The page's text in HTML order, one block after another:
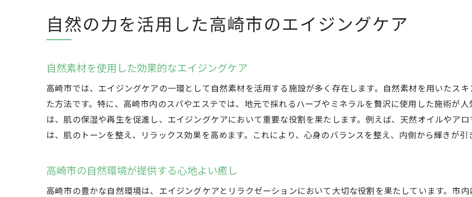
自然と先端技術がもたらす新たなケア体験
高崎市が提供する次世代エイジングケア
自然と技術のハーモニーで得る若返り効果
高崎市で体験する未来のエイジングケア
自然の力を活用した高崎市のエイジングケア
自然素材を使用した効果的なエイジングケア
高崎市では、エイジングケアの一環として自然素材を活用する施設が多く存在します。自然素材を用いたス
た方法です。特に、高崎市内のスパやエステでは、地元で採れるハーブやミネラルを贅沢に使用した施術が
は、肌の保湿や再生を促進し、エイジングケアにおいて重要な役割を果たします。例えば、天然オイルやア
は、肌のトーンを整え、リラックス効果を高めます。これにより、心身のバランスを整え、内側から輝きが引
高崎市の自然環境が提供する心地よい癒し
高崎市の豊かな自然環境は、エイジングケアとリラクゼーションにおいて大切な役割を果たしています。市